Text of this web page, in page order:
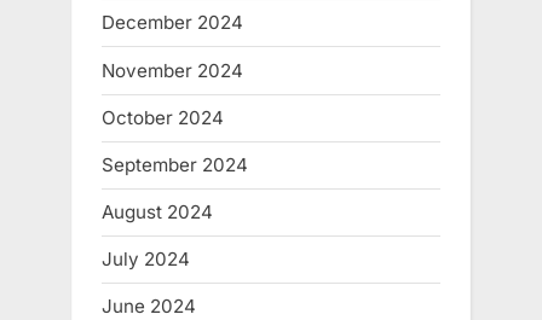
December 2024
November 2024
October 2024
September 2024
August 2024
July 2024
June 2024